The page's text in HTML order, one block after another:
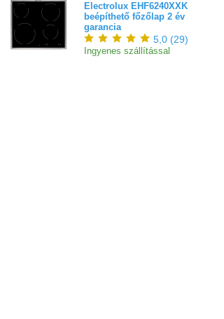
Electrolux EHF6240XXK
beépíthető főzőlap 2 év
garancia
5,0 (29)
Ingyenes szállítással